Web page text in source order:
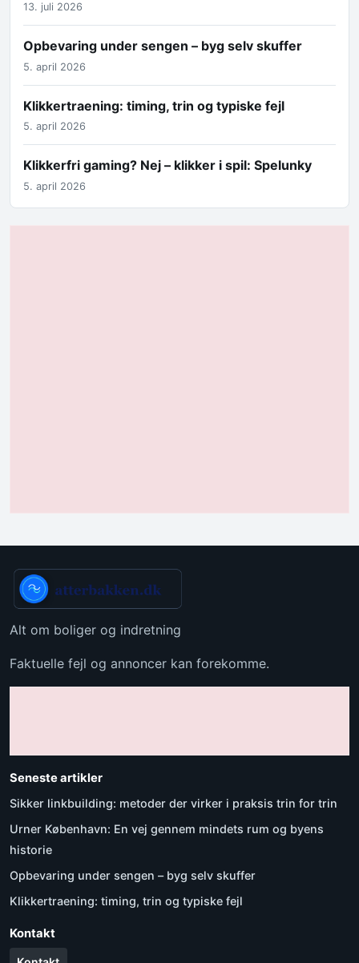
13. juli 2026
Opbevaring under sengen – byg selv skuffer
5. april 2026
Klikkertraening: timing, trin og typiske fejl
5. april 2026
Klikkerfri gaming? Nej – klikker i spil: Spelunky
5. april 2026
Alt om boliger og indretning
Faktuelle fejl og annoncer kan forekomme.
Seneste artikler
Sikker linkbuilding: metoder der virker i praksis trin for trin
Urner København: En vej gennem mindets rum og byens
historie
Opbevaring under sengen – byg selv skuffer
Klikkertraening: timing, trin og typiske fejl
Kontakt